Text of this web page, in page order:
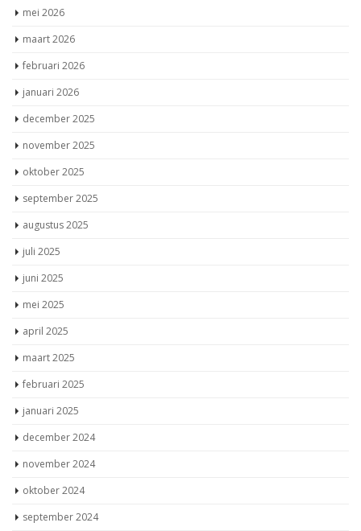
mei 2026
maart 2026
februari 2026
januari 2026
december 2025
november 2025
oktober 2025
september 2025
augustus 2025
juli 2025
juni 2025
mei 2025
april 2025
maart 2025
februari 2025
januari 2025
december 2024
november 2024
oktober 2024
september 2024